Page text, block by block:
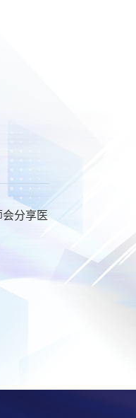
分享医